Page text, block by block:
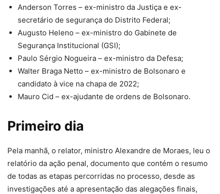
Anderson Torres – ex-ministro da Justiça e ex-
secretário de segurança do Distrito Federal;
Augusto Heleno – ex-ministro do Gabinete de
Segurança Institucional (GSI);
Paulo Sérgio Nogueira – ex-ministro da Defesa;
Walter Braga Netto – ex-ministro de Bolsonaro e
candidato à vice na chapa de 2022;
Mauro Cid – ex-ajudante de ordens de Bolsonaro.
Primeiro dia
Pela manhã, o relator, ministro Alexandre de Moraes, leu o
relatório da ação penal, documento que contém o resumo
de todas as etapas percorridas no processo, desde as
investigações até a apresentação das alegações finais,